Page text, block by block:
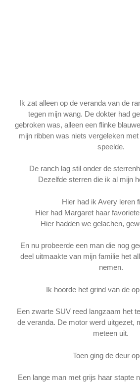
Ik zat alleen op de veranda van de
tegen mijn wang. De dokter had
gebroken was, alleen een flinke
mijn ribben was niets vergeleken
speelde.
De ranch lag stil onder de
Dezelfde sterren die ik al mijn
Hier had ik Avery leren
Hier had Margaret haar
Hier hadden we gelachen,
En nu probeerde een man die nog
deel uitmaakte van mijn familie het
nemen.
Ik hoorde het grind van de
Een zwarte SUV reed langzaam het
de veranda. De motor werd uitgezet,
meteen uit.
Toen ging de deur
Een lange man met grijs haar stapte